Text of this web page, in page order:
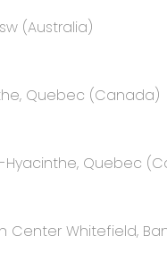
(Australia)
Quebec (Canada)
Hyacinthe, Quebec
Center Whitefield,